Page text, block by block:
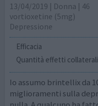
13/04/2019 | Donna | 46
vortioxetine (5mg)
Depressione
Efficacia
Quantità effetti collaterali
Io assumo brintellix da
miglioramenti sulla